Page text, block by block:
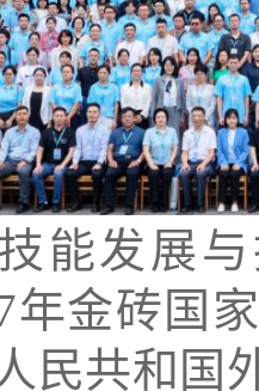
能发展
年金砖国
民共和国